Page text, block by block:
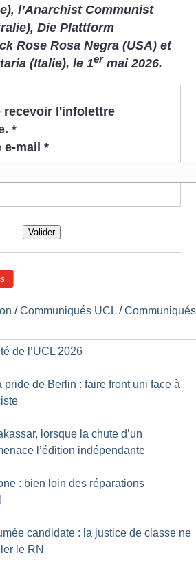
l’Anarchist Communist
Die Plattform
Rose Rosa Negra (USA) et
(Italie), le 1er mai 2026.
recevoir l'infolettre
*
e-mail *
Valider
/Communiqués UCL /Communiqués
de l’UCL 2026
pride de Berlin : faire front uni face à
lorsque la chute d’un
l’édition indépendante
: bien loin des réparations
!
candidate : la justice de classe ne
le RN